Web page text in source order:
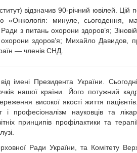
відзначив 90-річний ювілей. Цій
«Онко­логія: минуле, сьогодення,
з питань охорони здоров’я;
охорони здоров’я; Михайло Давидов,
— членів СНД.
імені Президента України. Сьогодні
нашої країни. Його потужний
високої якості життя
науковців та
принципів профілактики та
Ради України, та Комітету